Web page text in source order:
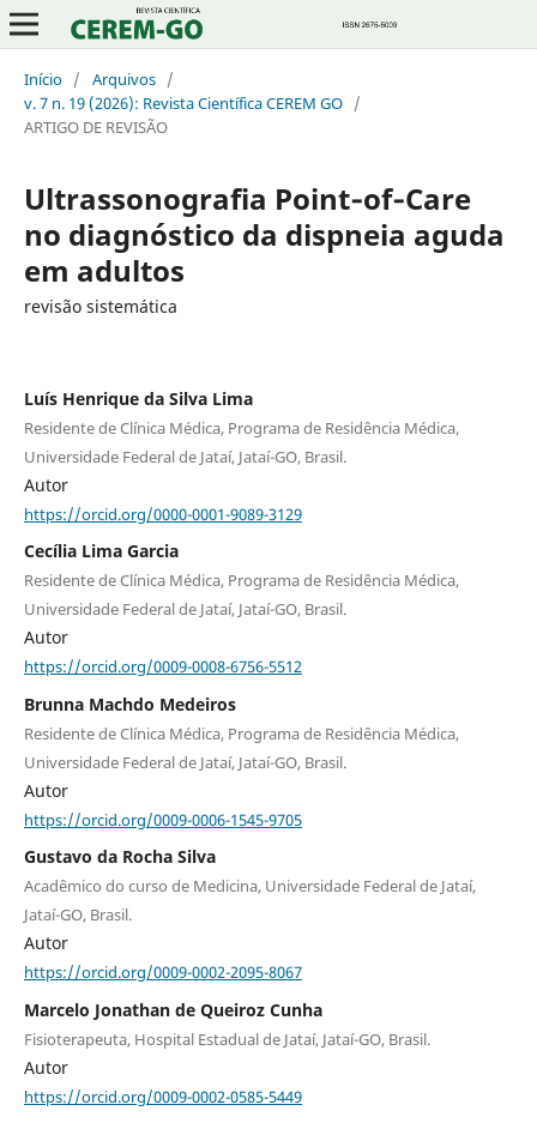
Início / Arquivos /
v. 7 n. 19 (2026): Revista Científica CEREM GO /
ARTIGO DE REVISÃO
Ultrassonografia Point‑of‑Care
no diagnóstico da dispneia aguda
em adultos
revisão sistemática
Luís Henrique da Silva Lima
Residente de Clínica Médica, Programa de Residência Médica,
Universidade Federal de Jataí, Jataí-GO, Brasil.
Autor
https://orcid.org/0000-0001-9089-3129
Cecília Lima Garcia
Residente de Clínica Médica, Programa de Residência Médica,
Universidade Federal de Jataí, Jataí-GO, Brasil.
Autor
https://orcid.org/0009-0008-6756-5512
Brunna Machdo Medeiros
Residente de Clínica Médica, Programa de Residência Médica,
Universidade Federal de Jataí, Jataí-GO, Brasil.
Autor
https://orcid.org/0009-0006-1545-9705
Gustavo da Rocha Silva
Acadêmico do curso de Medicina, Universidade Federal de Jataí,
Jataí-GO, Brasil.
Autor
https://orcid.org/0009-0002-2095-8067
Marcelo Jonathan de Queiroz Cunha
Fisioterapeuta, Hospital Estadual de Jataí, Jataí-GO, Brasil.
Autor
https://orcid.org/0009-0002-0585-5449